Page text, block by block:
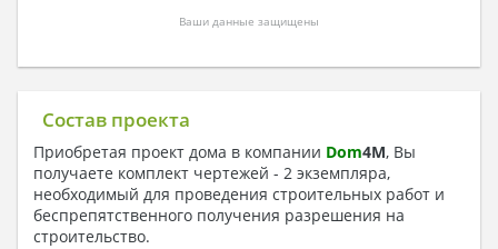
Ваши данные защищены
Состав проекта
Приобретая проект дома в компании Dom4M, Вы
получаете комплект чертежей - 2 экземпляра,
необходимый для проведения строительных работ и
беспрепятственного получения разрешения на
строительство.